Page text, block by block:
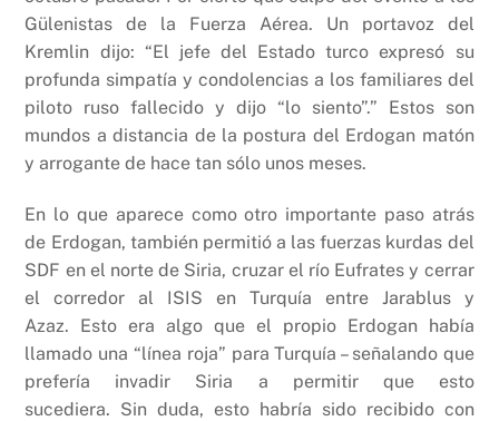
Gülenistas de la Fuerza Aérea. Un portavoz del
Kremlin dijo: “El jefe del Estado turco expresó su
profunda simpatía y condolencias a los familiares del
piloto ruso fallecido y dijo “lo siento”.” Estos son
mundos a distancia de la postura del Erdogan matón
y arrogante de hace tan sólo unos meses.
En lo que aparece como otro importante paso atrás
de Erdogan, también permitió a las fuerzas kurdas del
SDF en el norte de Siria, cruzar el río Eufrates y cerrar
el corredor al ISIS en Turquía entre Jarablus y
Azaz. Esto era algo que el propio Erdogan había
llamado una “línea roja” para Turquía – señalando que
prefería invadir Siria a permitir que esto
sucediera. Sin duda, esto habría sido recibido con